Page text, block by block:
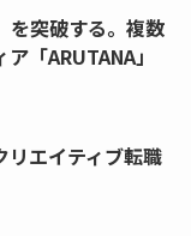
を突破する。複数
「ARUTANA」
リエイティブ転職